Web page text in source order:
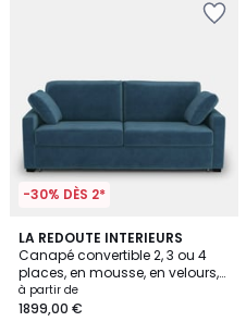
-30% DÈS 2*
LA REDOUTE INTERIEURS
Canapé convertible 2, 3 ou 4
places, en mousse, en velours,
TIMOR
à partir de
1899,00 €
4,5
/ 5
7
Couleurs